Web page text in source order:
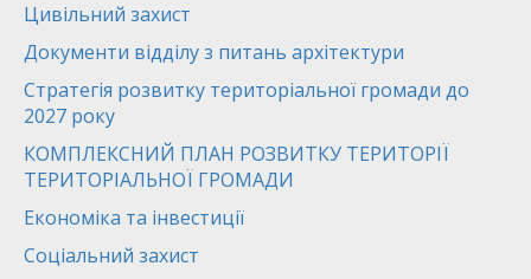
Цивільний захист
Документи відділу з питань архітектури
Стратегія розвитку територіальної громади до
2027 року
КОМПЛЕКСНИЙ ПЛАН РОЗВИТКУ ТЕРИТОРІЇ
ТЕРИТОРІАЛЬНОЇ ГРОМАДИ
Економіка та інвестиції
Соціальний захист